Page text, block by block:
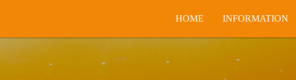
HOME INFORMATION